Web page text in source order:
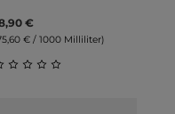
€
€ / 1000 Milliliter)